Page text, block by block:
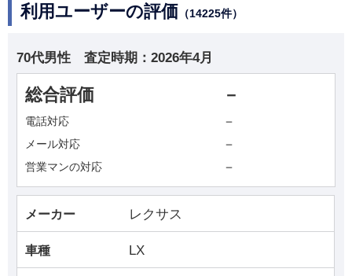
利用ユーザーの評価 （14225件）
70代男性 査定時期： 2026年4月
総合評価 －
電話対応 －
メール対応 －
営業マンの対応 －
メーカー レクサス
車種 LX